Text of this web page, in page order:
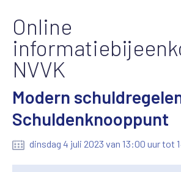
Online
NVVK
Modern
Schuldenknooppunt
dinsdag 4 juli 2023 van 13:00 uur tot